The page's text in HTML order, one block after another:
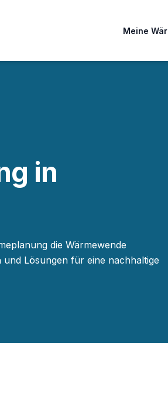
Meine
in
die Wärmewende
und Lösungen für eine nachhaltige